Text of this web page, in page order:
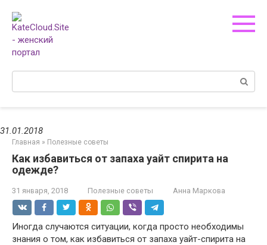
контенту
Поиск:
31.01.2018
Главная » Полезные советы
Как избавиться от запаха уайт спирита на
одежде?
31 января, 2018 Полезные советы Анна Маркова
Иногда случаются ситуации, когда просто необходимы
знания о том, как избавиться от запаха уайт-спирита на